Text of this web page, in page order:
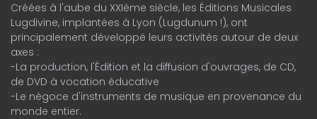
Créées à l'aube du XXIème siècle, les Éditions Musicales
Lugdivine, implantées à Lyon (Lugdunum !), ont
principalement développé leurs activités autour de deux
axes :
-La production, l'Édition et la diffusion d'ouvrages, de CD,
de DVD à vocation éducative
-Le négoce d'instruments de musique en provenance du
monde entier.